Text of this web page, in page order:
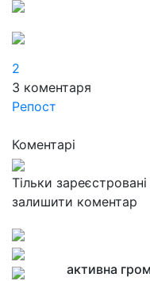
2
3 коментаря
Репост
Коментарі
Тільки
залишити коментар
активна